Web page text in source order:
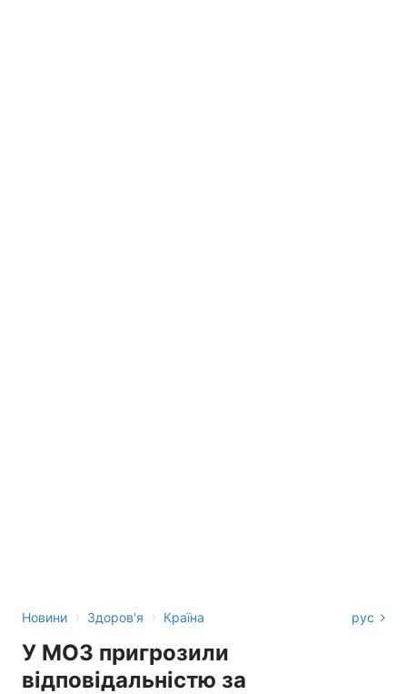
Новини › Здоров'я › Країна рус
У МОЗ пригрозили
відповідальністю за